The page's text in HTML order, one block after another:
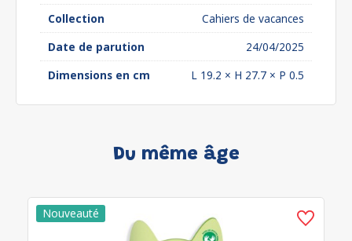
Collection
Cahiers de vacances
Date de parution
24/04/2025
Dimensions en cm
L 19.2 × H 27.7 × P 0.5
Du même âge